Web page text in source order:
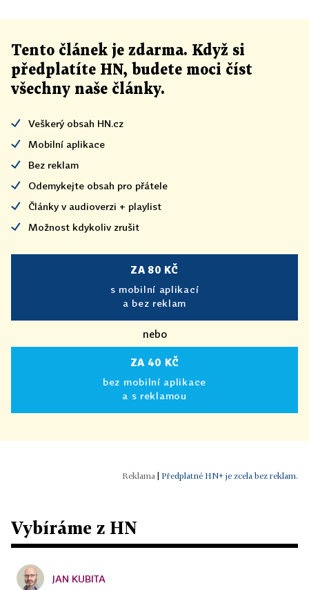
Tento článek je zdarma. Když si
předplatíte HN, budete moci číst
všechny naše články.
Veškerý obsah HN.cz
Mobilní aplikace
Bez reklam
Odemykejte obsah pro přátele
Články v audioverzi + playlist
Možnost kdykoliv zrušit
ZA 80 KČ
s mobilní aplikací
a bez reklam
nebo
ZA 40 KČ
bez mobilní aplikace
a s reklamou
Předplatné HN+ je zcela bez reklam.
Vybíráme z HN
JAN KUBITA